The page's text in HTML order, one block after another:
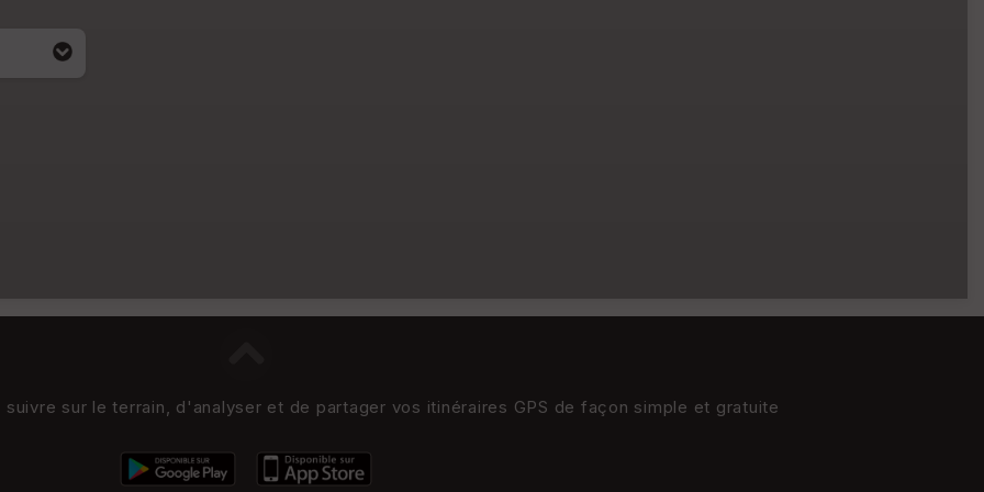
sur le terrain, d'analyser et de partager vos itinéraires GPS de façon simple et gratuite